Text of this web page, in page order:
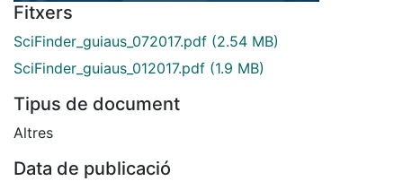
Fitxers
SciFinder_guiaus_072017.pdf (2.54 MB)
SciFinder_guiaus_012017.pdf (1.9 MB)
Tipus de document
Altres
Data de publicació